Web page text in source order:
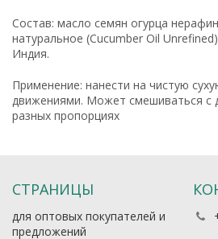
Состав: масло семян огурца
натуральное (Cucumber Oil
Индия.
Применение: нанести на чистую
движениями. Может смешиваться с
разных пропорциях
СТРАНИЦЫ
для оптовых покупателей и
предложений